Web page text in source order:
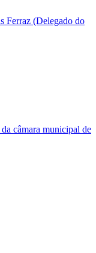
Ferraz (Delegado do
câmara municipal de